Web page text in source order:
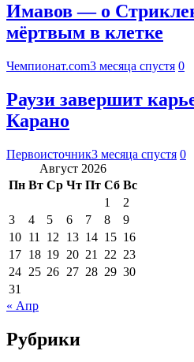
Имавов — о
мёртвым в клетке
Чемпионат.com3 месяца спустя 0
Раузи завершит
Карано
Первоисточник3 месяца спустя 0
Август 2026
Пн Вт Ср Чт Пт Сб Вс
1
2
3
4 5 6 7 8
9
10 11 12 13 14 15 16
17 18 19 20 21 22 23
24 25 26 27 28 29 30
31
« Апр
Рубрики